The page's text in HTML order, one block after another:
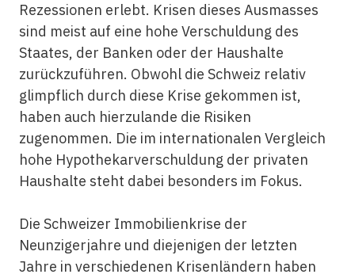
Rezessionen erlebt. Krisen dieses Ausmasses
sind meist auf eine hohe Verschuldung des
Staates, der Banken oder der Haushalte
zurückzuführen. Obwohl die Schweiz relativ
glimpflich durch diese Krise gekommen ist,
haben auch hierzulande die Risiken
zugenommen. Die im internationalen Vergleich
hohe Hypothekarverschuldung der privaten
Haushalte steht dabei besonders im Fokus.
Die Schweizer Immobilienkrise der
Neunzigerjahre und diejenigen der letzten
Jahre in verschiedenen Krisenländern haben